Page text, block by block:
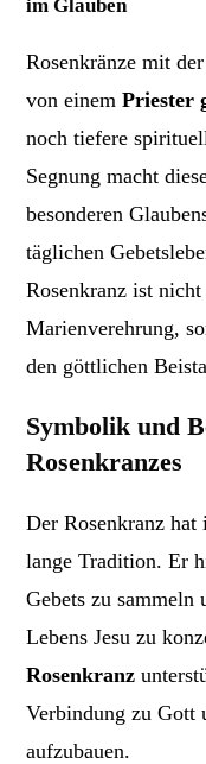
im Glauben
Rosenkränze mit
von einemPriester
noch tiefere
Segnung macht
besonderen
täglichen
Rosenkranz ist
Marienverehrung,
den göttlichen
Symbolik und
Rosenkranzes
Der Rosenkranz
lange Tradition. Er
Gebets zu sammeln
Lebens Jesu zu
Rosenkranz
Verbindung zu Gott
aufzubauen.